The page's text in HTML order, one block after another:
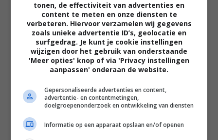
Lord of the Rings' verraadt één
draad plotseling de complete
filmtruc
FEATURED
Zelfs de grote finale van 'The Lord
of the Rings' bevat honderden
fouten die bijna niemand tijdens het
kijken ziet
FEATURED
filmrol die hij 30 jaar later nog altijd
tonen, de effectiviteit van advertenties en
content te meten en onze diensten te
verbeteren. Hiervoor verzamelen wij gegevens
zoals unieke advertentie ID’s, geolocatie en
surfgedrag. Je kunt je cookie instellingen
wijzigen door het gebruik van onderstaande
'Meer opties' knop of via 'Privacy instellingen
aanpassen' onderaan de website.
Gepersonaliseerde advertenties en content,
advertentie- en contentmetingen,
doelgroepenonderzoek en ontwikkeling van diensten
Informatie op een apparaat opslaan en/of openen